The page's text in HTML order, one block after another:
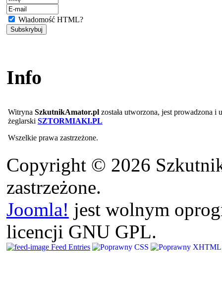
Wiadomość HTML?
Info
Witryna SzkutnikAmator.plzostała utworzona, jest prowadzona i
żeglarski SZTORMIAKI.PL
Wszelkie prawa zastrzeżone.
Copyright © 2026
zastrzeżone.
Joomla! jest wolnym
licencji GNU GPL.
Feed Entries